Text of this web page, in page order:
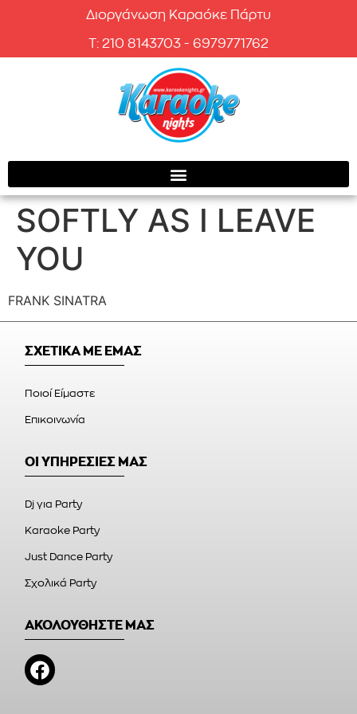
Διοργάνωση Καραόκε Πάρτυ
T: 210 8143703 - 6979771762
SOFTLY AS I LEAVE
YOU
FRANK SINATRA
ΣΧΕΤΙΚΑ ΜΕ ΕΜΑΣ
Ποιοί Είμαστε
Επικοινωνία
ΟΙ ΥΠΗΡΕΣΙΕΣ ΜΑΣ
Dj για Party
Karaoke Party
Just Dance Party
Σχολικά Party
ΑΚΟΛΟΥΘΗΣΤΕ ΜΑΣ